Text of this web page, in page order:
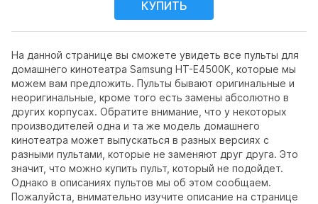
На данной странице вы сможете увидеть все пульты для
домашнего кинотеатра Samsung HT-E4500K, которые мы
можем вам предложить. Пульты бывают оригинальные и
неоригинальные, кроме того есть замены абсолютно в
других корпусах. Обратите внимание, что у некоторых
производителей одна и та же модель домашнего
кинотеатра может выпускаться в разных версиях с
разными пультами, которые не заменяют друг друга. Это
значит, что можно купить пульт, который не подойдет.
Однако в описаниях пультов мы об этом сообщаем.
Пожалуйста, внимательно изучите описание на странице